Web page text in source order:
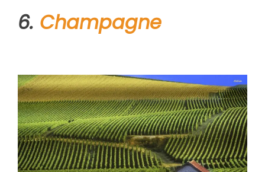
6. Champagne